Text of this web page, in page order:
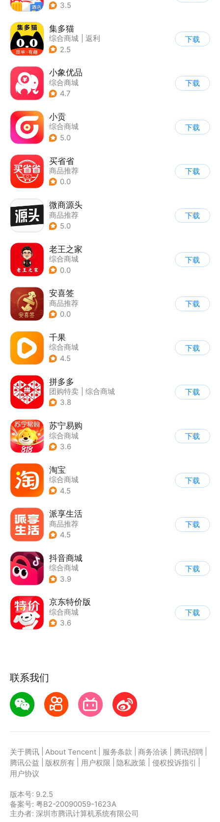
3.5
集多猫
综合商城
返利
| 商品推荐
2.5
下载
小象优品
综合商城
4.7
下载
小贡
综合商城
5.0
下载
买省省
商品推荐
0.0
下载
微商源头
商品推荐
5.0
下载
老王之家
综合商城
0.0
下载
安喜签
商品推荐
0.0
下载
千果
综合商城
4.5
下载
拼多多
团购特卖
综合商城
3.8
下载
苏宁易购
综合商城
3.6
下载
淘宝
综合商城
4.5
下载
派享生活
商品推荐
4.5
下载
抖音商城
综合商城
3.9
下载
京东特价版
综合商城
3.6
下载
联系我们
关于腾讯 About Tencent 服务条款 商务洽谈 腾讯招聘
腾讯公益
版权所有 用户权限 隐私政策 侵权投诉指引
用户协议
版本号: 9.2.5
备案号: 粤B2-20090059-1623A
主办者: 深圳市腾讯计算机系统有限公司